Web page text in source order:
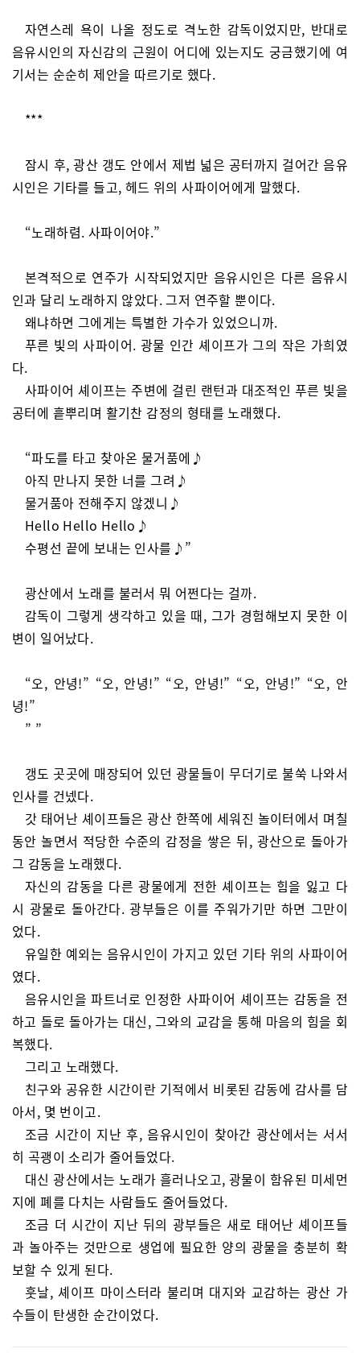
자연스레 욕이 나올 정도로 격노한 감독이었지만, 반대로
음유시인의 자신감의 근원이 어디에 있는지도 궁금했기에 여
기서는 순순히 제안을 따르기로 했다.
***
잠시 후, 광산 갱도 안에서 제법 넓은 공터까지 걸어간 음유
시인은 기타를 들고, 헤드 위의 사파이어에게 말했다.
“노래하렴. 사파이어야.”
본격적으로 연주가 시작되었지만 음유시인은 다른 음유시
인과 달리 노래하지 않았다. 그저 연주할 뿐이다.
왜냐하면 그에게는 특별한 가수가 있었으니까.
푸른 빛의 사파이어. 광물 인간 셰이프가 그의 작은 가희였
다.
사파이어 셰이프는 주변에 걸린 랜턴과 대조적인 푸른 빛을
공터에 흩뿌리며 활기찬 감정의 형태를 노래했다.
“파도를 타고 찾아온 물거품에♪
아직 만나지 못한 너를 그려♪
물거품아 전해주지 않겠니♪
Hello Hello Hello♪
수평선 끝에 보내는 인사를♪”
광산에서 노래를 불러서 뭐 어쩐다는 걸까.
감독이 그렇게 생각하고 있을 때, 그가 경험해보지 못한 이
변이 일어났다.
“오, 안녕!” “오, 안녕!” “오, 안녕!” “오, 안녕!” “오, 안
녕!”
” ”
갱도 곳곳에 매장되어 있던 광물들이 무더기로 불쑥 나와서
인사를 건넸다.
갓 태어난 셰이프들은 광산 한쪽에 세워진 놀이터에서 며칠
동안 놀면서 적당한 수준의 감정을 쌓은 뒤, 광산으로 돌아가
그 감동을 노래했다.
자신의 감동을 다른 광물에게 전한 셰이프는 힘을 잃고 다
시 광물로 돌아간다. 광부들은 이를 주워가기만 하면 그만이
었다.
유일한 예외는 음유시인이 가지고 있던 기타 위의 사파이어
였다.
음유시인을 파트너로 인정한 사파이어 셰이프는 감동을 전
하고 돌로 돌아가는 대신, 그와의 교감을 통해 마음의 힘을 회
복했다.
그리고 노래했다.
친구와 공유한 시간이란 기적에서 비롯된 감동에 감사를 담
아서, 몇 번이고.
조금 시간이 지난 후, 음유시인이 찾아간 광산에서는 서서
히 곡괭이 소리가 줄어들었다.
대신 광산에서는 노래가 흘러나오고, 광물이 함유된 미세먼
지에 폐를 다치는 사람들도 줄어들었다.
조금 더 시간이 지난 뒤의 광부들은 새로 태어난 셰이프들
과 놀아주는 것만으로 생업에 필요한 양의 광물을 충분히 확
보할 수 있게 된다.
훗날, 셰이프 마이스터라 불리며 대지와 교감하는 광산 가
수들이 탄생한 순간이었다.